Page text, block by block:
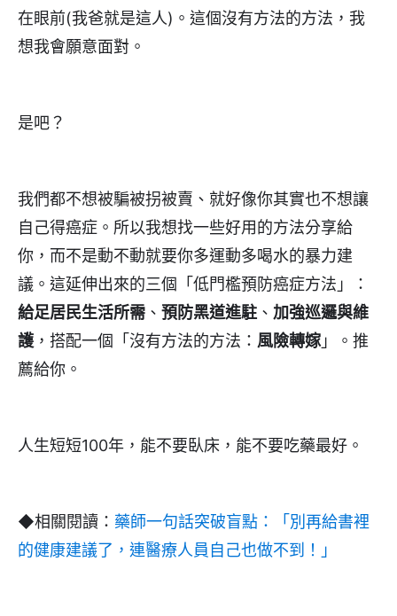
在眼前(我爸就是這人)。這個沒有方法的方法，我
想我會願意面對。
是吧？
我們都不想被騙被拐被賣、就好像你其實也不想讓
自己得癌症。所以我想找一些好用的方法分享給
你，而不是動不動就要你多運動多喝水的暴力建
議。這延伸出來的三個「低門檻預防癌症方法」：
給足居民生活所需 、 預防黑道進駐 、 加強巡邏與維
護 ，搭配一個「沒有方法的方法： 風險轉嫁」。推
薦給你。
人生短短100年，能不要臥床，能不要吃藥最好。
◆相關閱讀： 藥師一句話突破盲點：「別再給書裡
的健康建議了，連醫療人員自己也做不到！」